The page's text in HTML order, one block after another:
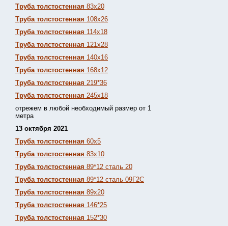
Труба толстостенная 83х20
Труба толстостенная 108х26
Труба толстостенная 114х18
Труба толстостенная 121х28
Труба толстостенная 140х16
Труба толстостенная 168х12
Труба толстостенная 219*36
Труба толстостенная 245х18
отрежем в любой необходимый размер от 1
метра
13 октября 2021
Труба толстостенная 60х5
Труба толстостенная 83х10
Труба толстостенная 89*12 сталь 20
Труба толстостенная 89*12 сталь 09Г2С
Труба толстостенная 89х20
Труба толстостенная 146*25
Труба толстостенная 152*30